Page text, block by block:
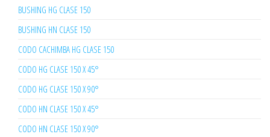
BUSHING HG CLASE 150
BUSHING HN CLASE 150
CODO CACHIMBA HG CLASE 150
CODO HG CLASE 150 X 45°
CODO HG CLASE 150 X 90°
CODO HN CLASE 150 X 45°
CODO HN CLASE 150 X 90°